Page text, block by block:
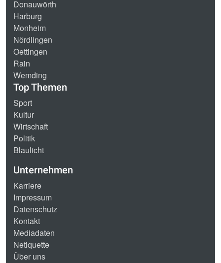
Donauwörth
Harburg
Monheim
Nördlingen
Oettingen
Rain
Wemding
Top Themen
Sport
Kultur
Wirtschaft
Politik
Blaulicht
Unternehmen
Karriere
Impressum
Datenschutz
Kontakt
Mediadaten
Netiquette
Über uns